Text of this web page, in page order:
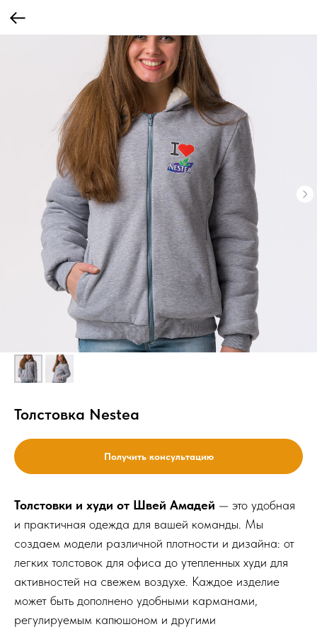
Толстовка Nestea
Получить консультацию
Толстовки и худи от Швей Амадей — это удобная
и практичная одежда для вашей команды. Мы
создаем модели различной плотности и дизайна: от
легких толстовок для офиса до утепленных худи для
активностей на свежем воздухе. Каждое изделие
может быть дополнено удобными карманами,
регулируемым капюшоном и другими